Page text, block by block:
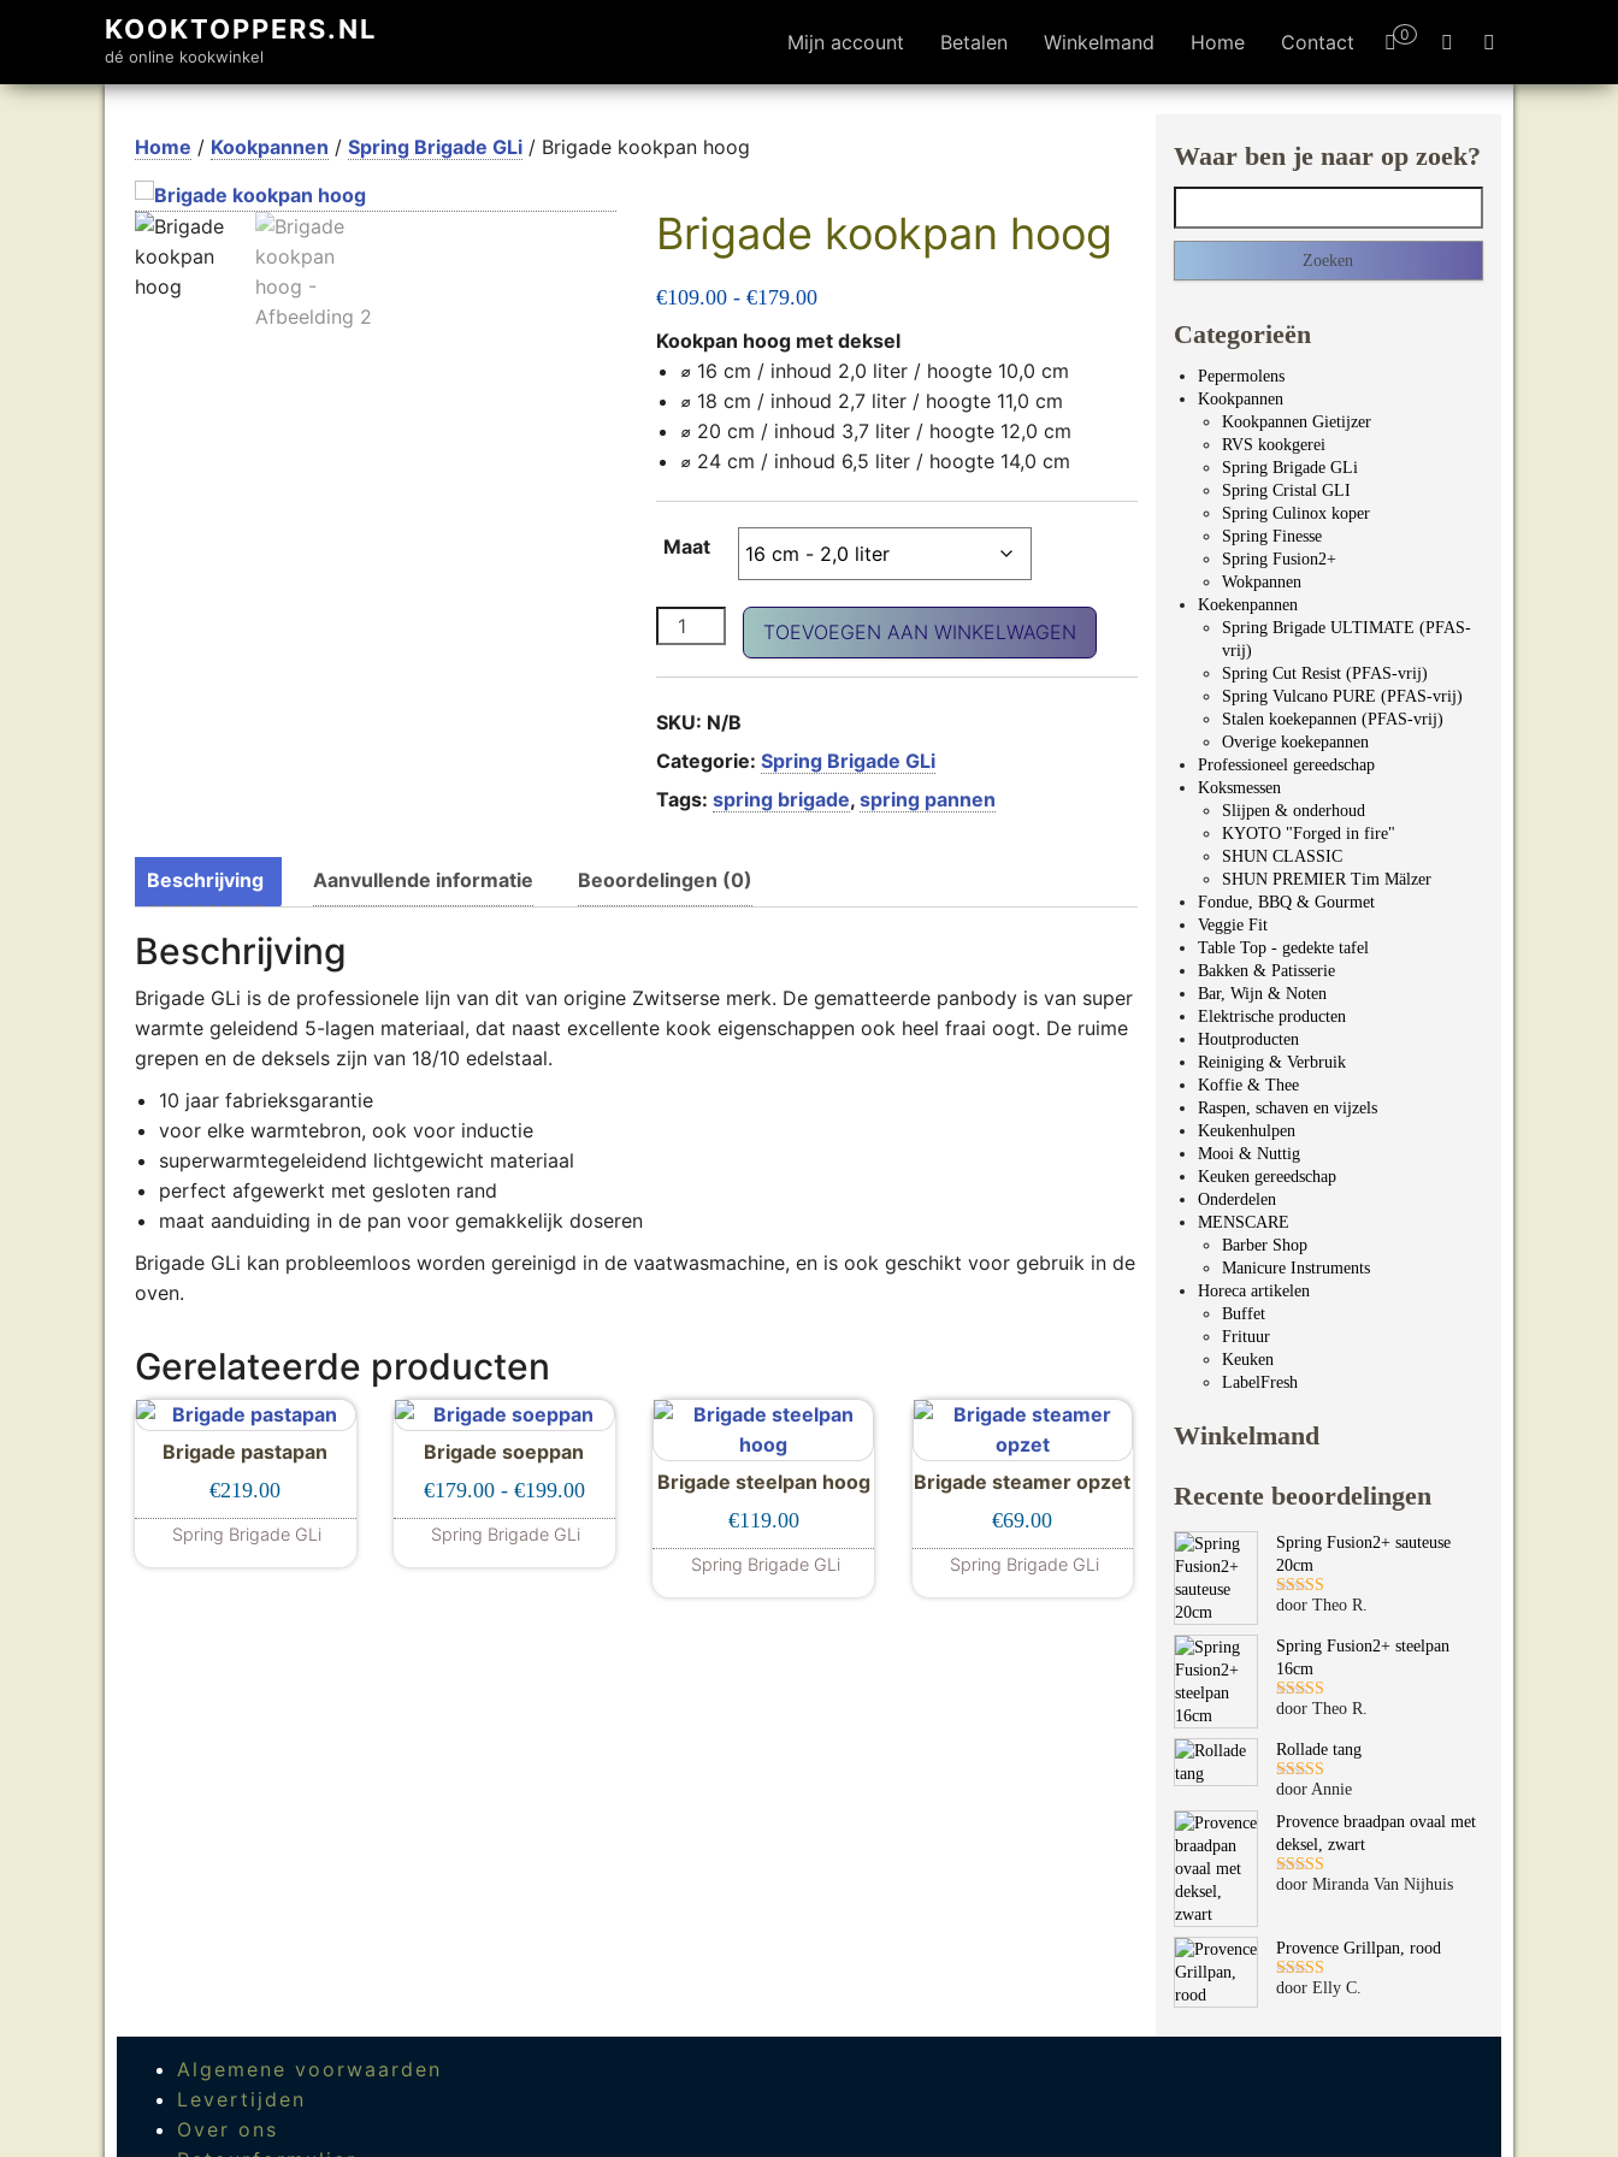
KOOKTOPPERS.NL
dé online kookwinkel
0
Mijn account Betalen Winkelmand Home Contact
Home / Kookpannen / Spring Brigade GLi / Brigade kookpan hoog
Brigade kookpan hoog
€109.00 - €179.00Prijsklasse: €109.00 tot €179.00
Kookpan hoog met deksel
⌀16 cm / inhoud 2,0 liter / hoogte 10,0 cm
⌀18 cm / inhoud 2,7 liter / hoogte 11,0 cm
⌀20 cm / inhoud 3,7 liter / hoogte 12,0 cm
⌀24 cm / inhoud 6,5 liter / hoogte 14,0 cm
Maat
Brigade kookpan hoog aantal
TOEVOEGEN AAN WINKELWAGEN
SKU: N/B
Categorie: Spring Brigade GLi
Tags: spring brigade, spring pannen
Beschrijving Aanvullende informatie Beoordelingen (0)
Beschrijving
Brigade GLi is de professionele lijn van dit van origine Zwitserse merk. De gematteerde panbody is van super
warmte geleidend 5-lagen materiaal, dat naast excellente kook eigenschappen ook heel fraai oogt. De ruime
grepen en de deksels zijn van 18/10 edelstaal.
10 jaar fabrieksgarantie
voor elke warmtebron, ook voor inductie
superwarmtegeleidend lichtgewicht materiaal
perfect afgewerkt met gesloten rand
maat aanduiding in de pan voor gemakkelijk doseren
Brigade GLi kan probleemloos worden gereinigd in de vaatwasmachine, en is ook geschikt voor gebruik in de
oven.
Gerelateerde producten
Brigade pastapan
€219.00
Spring Brigade GLi
Brigade soeppan
€179.00 - €199.00Prijsklasse: €179.00 tot €199.00
Spring Brigade GLi
Dit product heeft meerdere variaties. Deze optie kan gekozen worden op de productpagina
Brigade steelpan hoog
€119.00
Spring Brigade GLi
Brigade steamer opzet
€69.00
Spring Brigade GLi
Waar ben je naar op zoek?
Categorieën
Pepermolens
Kookpannen
Kookpannen Gietijzer
RVS kookgerei
Spring Brigade GLi
Spring Cristal GLI
Spring Culinox koper
Spring Finesse
Spring Fusion2+
Wokpannen
Koekenpannen
Spring Brigade ULTIMATE (PFAS-
vrij)
Spring Cut Resist (PFAS-vrij)
Spring Vulcano PURE (PFAS-vrij)
Stalen koekepannen (PFAS-vrij)
Overige koekepannen
Professioneel gereedschap
Koksmessen
Slijpen & onderhoud
KYOTO "Forged in fire"
SHUN CLASSIC
SHUN PREMIER Tim Mälzer
Fondue, BBQ & Gourmet
Veggie Fit
Table Top - gedekte tafel
Bakken & Patisserie
Bar, Wijn & Noten
Elektrische producten
Houtproducten
Reiniging & Verbruik
Koffie & Thee
Raspen, schaven en vijzels
Keukenhulpen
Mooi & Nuttig
Keuken gereedschap
Onderdelen
MENSCARE
Barber Shop
Manicure Instruments
Horeca artikelen
Buffet
Frituur
Keuken
LabelFresh
Winkelmand
Recente beoordelingen
Spring Fusion2+ sauteuse
20cm
Gewaardeerd
door Theo R.
Spring Fusion2+ steelpan
16cm
Gewaardeerd
door Theo R.
Rollade tang
Gewaardeerd
5uit 5
door Annie
Provence braadpan ovaal met
deksel, zwart
Gewaardeerd
door Miranda Van Nijhuis
Provence Grillpan, rood
Gewaardeerd
door Elly C.
Algemene voorwaarden
Levertijden
Over ons